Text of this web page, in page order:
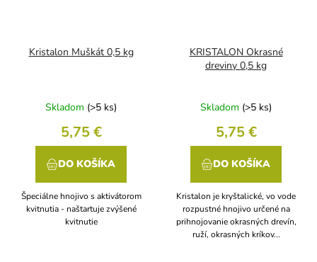
Kristalon Muškát 0,5 kg
Skladom (>5 ks)
5,75 €
DO KOŠÍKA
Špeciálne hnojivo s aktivátorom
kvitnutia - naštartuje zvýšené
kvitnutie
KRISTALON Okrasné
dreviny 0,5 kg
Skladom (>5 ks)
5,75 €
DO KOŠÍKA
Kristalon je kryštalické, vo vode
rozpustné hnojivo určené na
prihnojovanie okrasných drevín,
ruží, okrasných kríkov...